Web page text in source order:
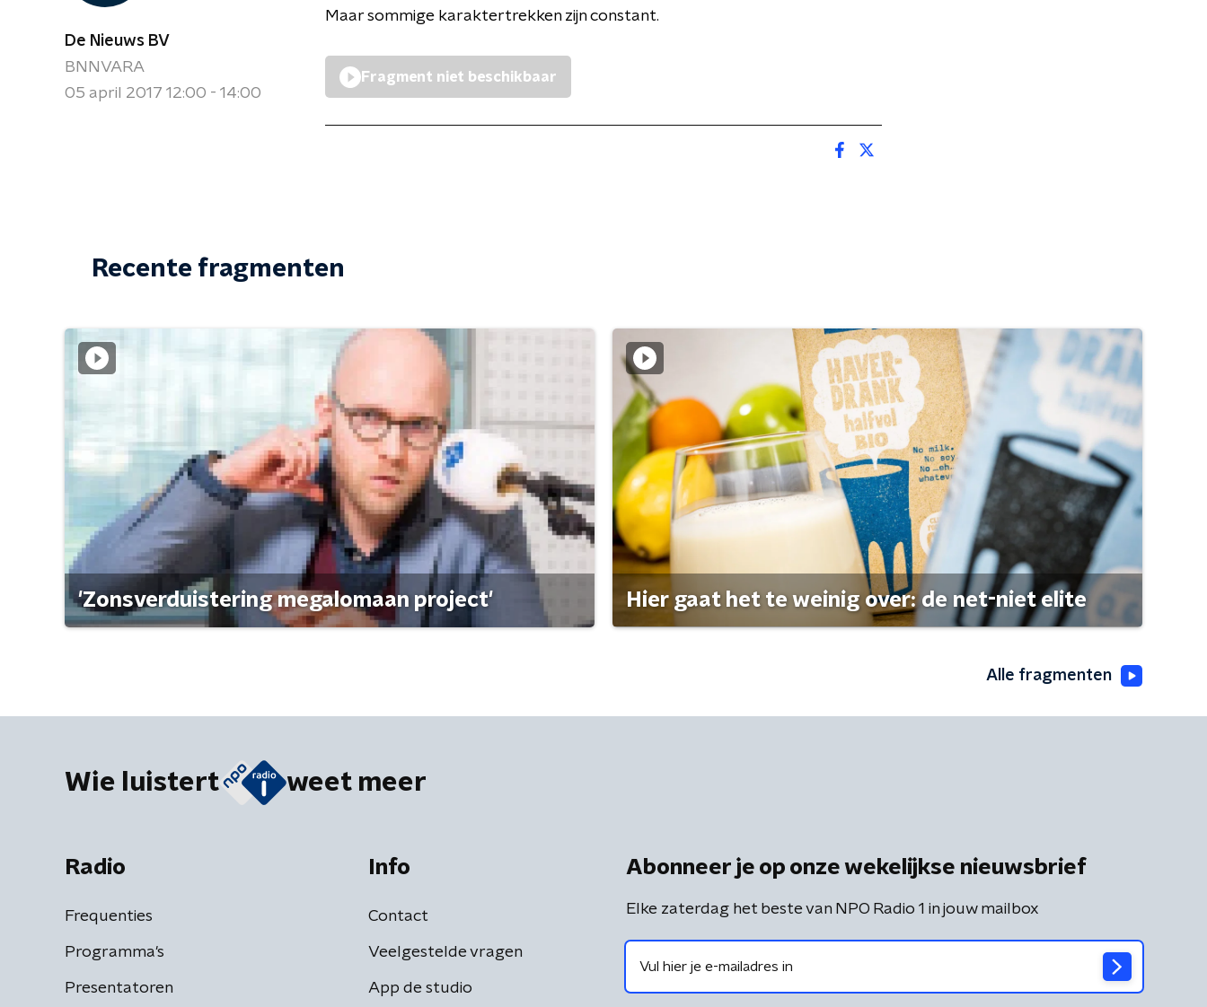
De Nieuws BV
BNNVARA
05 april 2017 12:00 - 14:00
Maar sommige karaktertrekken zijn constant.
Fragment niet beschikbaar
Recente fragmenten
'Zonsverduistering megalomaan project' Hier gaat het te weinig over: de net-niet elite
Alle fragmenten
Wie luistert weet meer
Radio
Frequenties
Programma's
Presentatoren
Info
Contact
Veelgestelde vragen
App de studio
Abonneer je op onze wekelijkse nieuwsbrief
Elke zaterdag het beste van NPO Radio 1 in jouw mailbox